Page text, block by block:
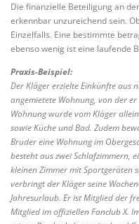
Die finanzielle Beteiligung an
erkennbar unzureichend sein.
Einzelfalls. Eine bestimmte
ebenso wenig ist eine laufende
Praxis-Beispiel:
Der Kläger erzielte Einkünfte aus
angemietete Wohnung, von der
Wohnung wurde vom Kläger
sowie Küche und Bad. Zudem
Bruder eine Wohnung im
besteht aus zwei Schlafzimmern,
kleinen Zimmer mit Sportgeräten
verbringt der Kläger seine
Jahresurlaub. Er ist Mitglied der
Mitglied im offiziellen Fanclub X.